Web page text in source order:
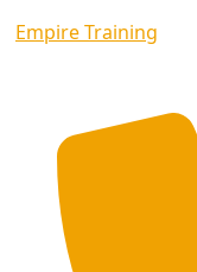
Empire Training